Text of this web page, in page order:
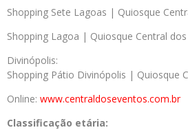
Shopping Sete Lagoas | Quiosque
Shopping Lagoa | Quiosque Central
Divinópolis:
Shopping Pátio Divinópolis | Quiosque
Online: www.centraldoseventos.com.br
Classificação etária: